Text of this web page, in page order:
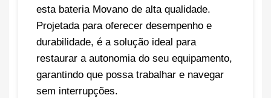
esta bateria Movano de alta qualidade.
Projetada para oferecer desempenho e
durabilidade, é a solução ideal para
restaurar a autonomia do seu equipamento,
garantindo que possa trabalhar e navegar
sem interrupções.